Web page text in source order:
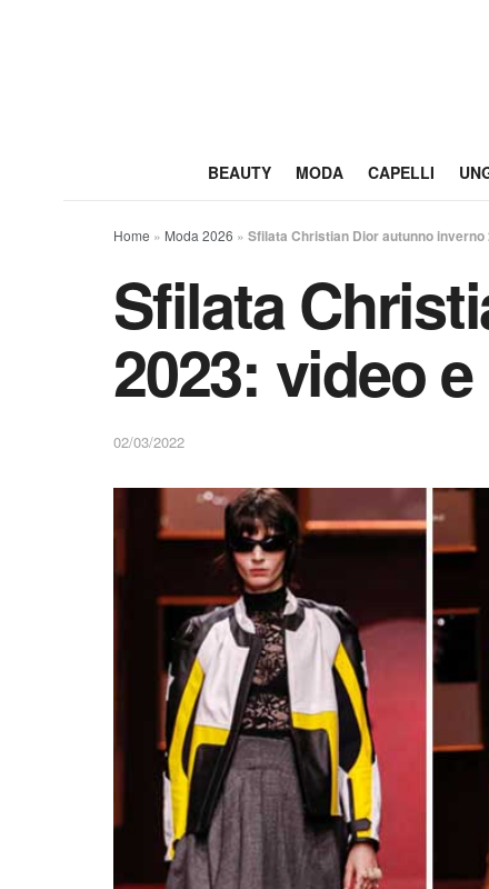
BEAUTY MODA CAPELLI
Home » Moda 2026 » Sfilata Christian Dior autunno
Sfilata
2023: video
02/03/2022